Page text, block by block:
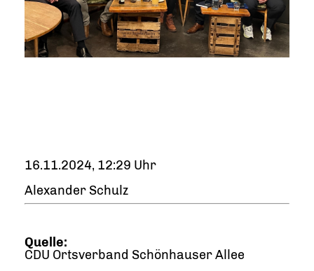
16.11.2024, 12:29 Uhr
Alexander Schulz
Quelle:
CDU Ortsverband Schönhauser Allee